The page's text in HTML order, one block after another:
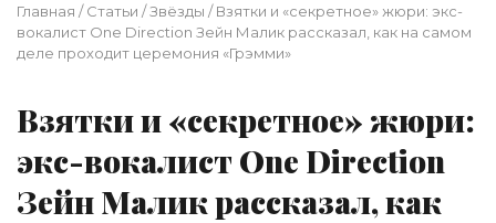
Главная /Статьи /Звёзды /Взятки и «секретное» жюри: экс-
вокалист One Direction Зейн Малик рассказал, как на самом
деле проходит церемония «Грэмми»
Взятки и «секретное» жюри:
экс-вокалист One Direction
Зейн Малик рассказал, как